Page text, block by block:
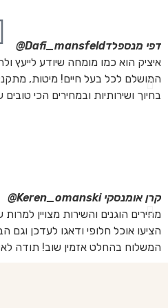
דפי מנספלדDafi_mansfeld@
איציק הוא כמו מומחה שיודע לייעץ
המושלם לכל בעל חיים! מיטות,
בחיוך ושירותיות ובמחירים הכי
קרן אומנסקיKeren_omanski@
מחירים הוגנים והשירות מצויין
המשלוח בהחלט אזמין שוב! תודה